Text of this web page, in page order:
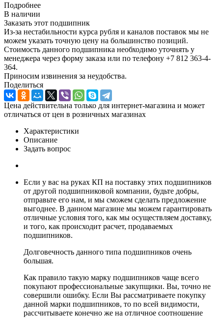
Подробнее
В наличии
Заказать этот подшипник
Из-за нестабильности курса рубля и каналов поставок мы не
можем указать точную цену на большинство позиций.
Стоимость данного подшипника необходимо уточнять у
менеджера через форму заказа или по телефону +7 812 363-4-
364.
Приносим извинения за неудобства.
Поделиться
Цена действительна только для интернет-магазина и может
отличаться от цен в розничных магазинах
Характеристики
Описание
Задать вопрос
Если у вас на руках КП на поставку этих подшипников
от другой подшипниковой компании, будьте добры,
отправьте его нам, и мы сможем сделать предложение
выгоднее. В данном магазине мы можем гарантировать
отличные условия того, как мы осуществляем доставку,
и того, как происходит расчет, продаваемых
подшипников.
Долговечность данного типа подшипников очень
большая.
Как правило такую марку подшипников чаще всего
покупают профессиональные закупщики. Вы, точно не
совершили ошибку. Если Вы рассматриваете покупку
данной марки подшипников, то по всей видимости,
рассчитываете конечно же на отличное соотношение